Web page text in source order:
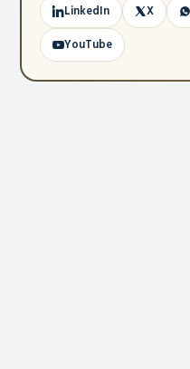
LinkedIn X
YouTube